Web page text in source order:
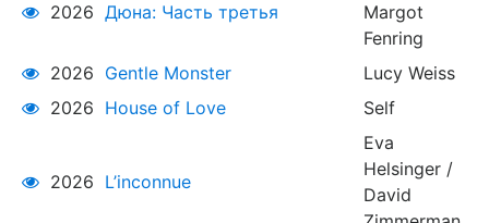
2026 Дюна: Часть третья
Margot
Fenring
2026 Gentle Monster
Lucy Weiss
2026 House of Love Self
2026 L’inconnue
Eva
Helsinger /
David